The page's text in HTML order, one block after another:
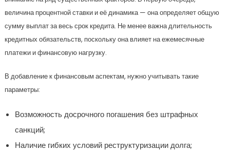
величина процентной ставки и её динамика — она определяет общую
сумму выплат за весь срок кредита. Не менее важна длительность
кредитных обязательств, поскольку она влияет на ежемесячные
платежи и финансовую нагрузку.
В добавление к финансовым аспектам, нужно учитывать такие
параметры:
Возможность досрочного погашения без штрафных
санкций;
Наличие гибких условий реструктуризации долга;